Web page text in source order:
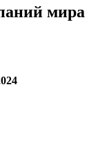
мира